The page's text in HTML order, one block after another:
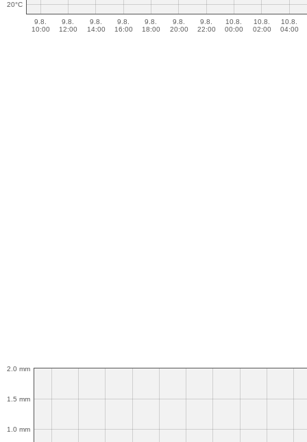
9.8.
10:00
9.8.
12:00
9.8.
14:00
9.8.
16:00
9.8.
18:00
9.8.
20:00
9.8.
22:00
10.8.
00:00
10.8.
02:00
10.8.
04:00
20°C
1.0 mm
1.5 mm
2.0 mm